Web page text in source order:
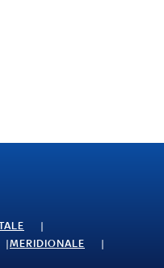
MERIDIONALE